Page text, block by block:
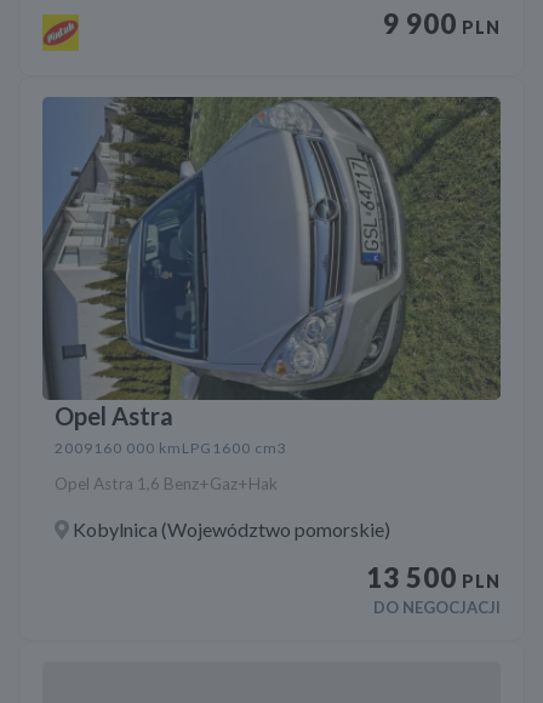
9 900 PLN
Opel Astra
2009 160 000 km LPG 1600 cm3
Opel Astra 1,6 Benz+Gaz+Hak
Kobylnica (Województwo pomorskie)
13 500 PLN
DO NEGOCJACJI